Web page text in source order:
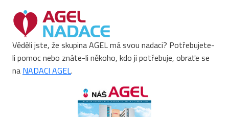
Věděli jste, že skupina AGEL má svou nadaci? Potřebujete-
li pomoc nebo znáte-li někoho, kdo ji potřebuje, obraťe se
na NADACI AGEL.